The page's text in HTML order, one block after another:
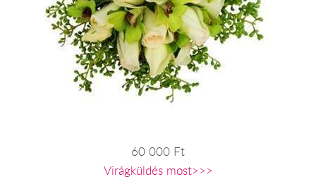
60 000 Ft
Virágküldés most>>>